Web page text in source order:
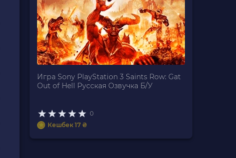
Игра Sony PlayStation 3 Saints Row: Gat
Out of Hell Русская Озвучка Б/У
0
Кешбек 17 ₴